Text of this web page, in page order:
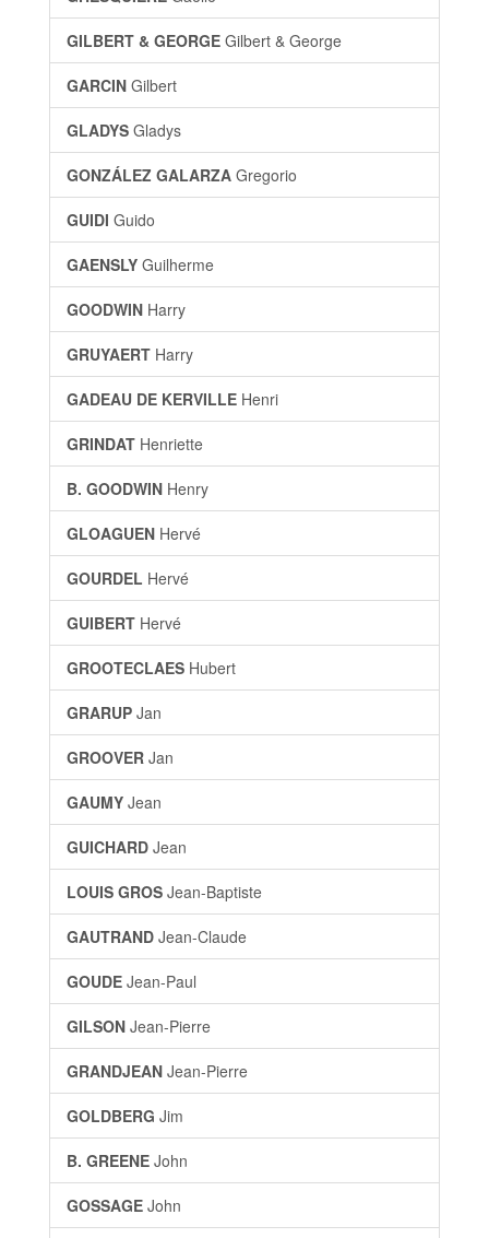
GILBERT & GEORGE Gilbert & George
GARCIN Gilbert
GLADYS Gladys
GONZÁLEZ GALARZA Gregorio
GUIDI Guido
GAENSLY Guilherme
GOODWIN Harry
GRUYAERT Harry
GADEAU DE KERVILLE Henri
GRINDAT Henriette
B. GOODWIN Henry
GLOAGUEN Hervé
GOURDEL Hervé
GUIBERT Hervé
GROOTECLAES Hubert
GRARUP Jan
GROOVER Jan
GAUMY Jean
GUICHARD Jean
LOUIS GROS Jean-Baptiste
GAUTRAND Jean-Claude
GOUDE Jean-Paul
GILSON Jean-Pierre
GRANDJEAN Jean-Pierre
GOLDBERG Jim
B. GREENE John
GOSSAGE John